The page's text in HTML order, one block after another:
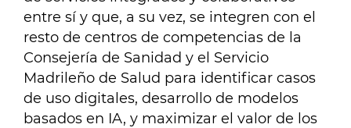
entre sí y que, a su vez, se integren con el
resto de centros de competencias de la
Consejería de Sanidad y el Servicio
Madrileño de Salud para identificar casos
de uso digitales, desarrollo de modelos
basados en IA, y maximizar el valor de los